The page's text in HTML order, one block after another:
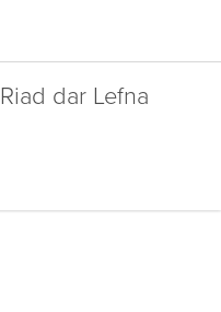
Riad dar Lefna